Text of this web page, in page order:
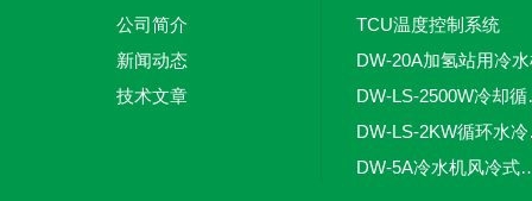
公司简介
新闻动态
技术文章
TCU温度控制系统
DW-20A加氢站用冷
DW-
DW-5A冷水机